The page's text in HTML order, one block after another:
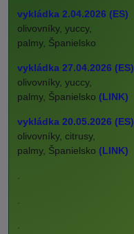
vykládka 2.04.2026 (ES)
olivovníky, yuccy,
palmy, Španielsko
vykládka 27.04.2026 (ES)
olivovníky, yuccy,
palmy, Španielsko (LINK)
vykládka 20.05.2026 (ES)
olivovníky, citrusy,
palmy, Španielsko (LINK)